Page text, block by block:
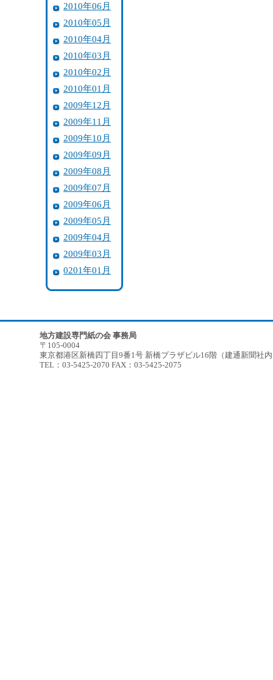
2010年06月
2010年05月
2010年04月
2010年03月
2010年02月
2010年01月
2009年12月
2009年11月
2009年10月
2009年09月
2009年08月
2009年07月
2009年06月
2009年05月
2009年04月
2009年03月
0201年01月
地方建設専門紙の会 事務局
〒105-0004
東京都港区新橋四丁目9番1号 新橋プラザビル16階（建通新聞社
TEL：03-5425-2070 FAX：03-5425-2075